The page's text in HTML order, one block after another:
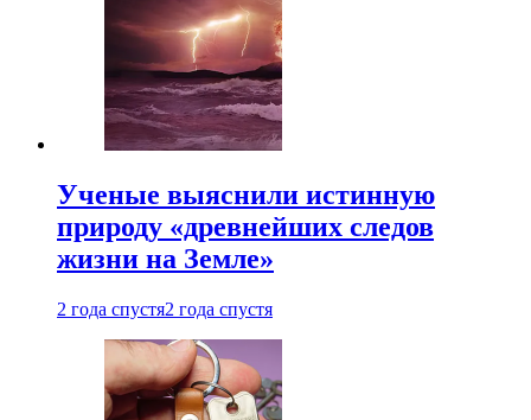
Ученые выяснили истинную
природу «древнейших следов
жизни на Земле»
2 года спустя2 года спустя